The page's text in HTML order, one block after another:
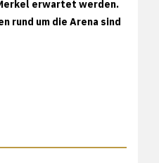
erwartet werden.
rund um die Arena sind